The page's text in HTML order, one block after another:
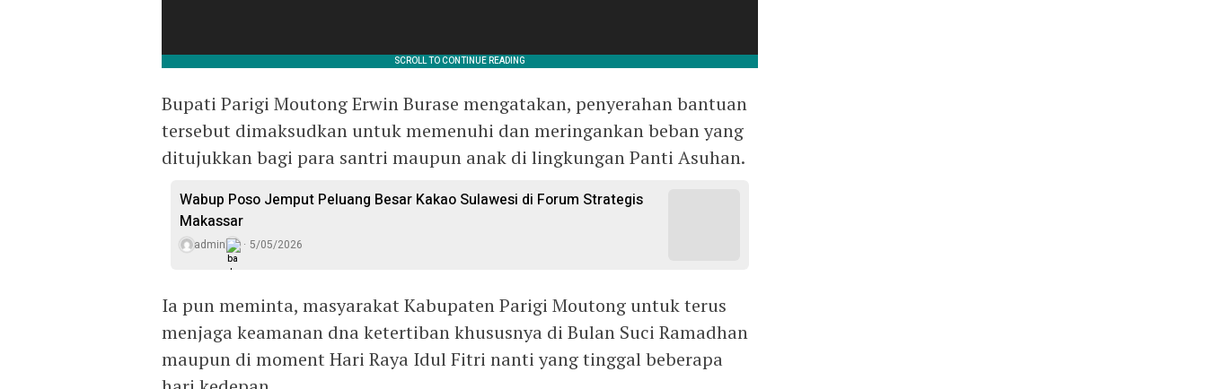
Bupati Parigi Moutong Erwin Burase mengatakan, penyerahan bantuan
tersebut dimaksudkan untuk memenuhi dan meringankan beban yang
ditujukkan bagi para santri maupun anak di lingkungan Panti Asuhan.
Wabup Poso Jemput Peluang Besar Kakao Sulawesi di Forum Strategis
Makassar
admin 5/05/2026
Ia pun meminta, masyarakat Kabupaten Parigi Moutong untuk terus
menjaga keamanan dna ketertiban khususnya di Bulan Suci Ramadhan
maupun di moment Hari Raya Idul Fitri nanti yang tinggal beberapa